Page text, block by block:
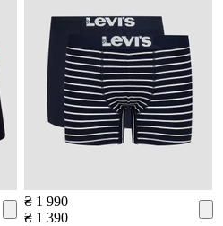
₴ 1 990
₴ 1 390